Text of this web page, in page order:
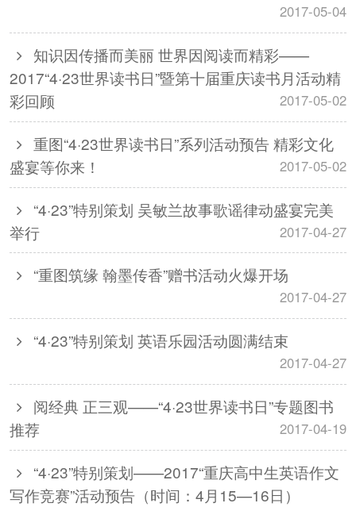
2017-05-04
知识因传播而美丽 世界因阅读而精彩——
2017“4·23世界读书日”暨第十届重庆读书月活动精
彩回顾
2017-05-02
重图“4·23世界读书日”系列活动预告 精彩文化
盛宴等你来！
2017-05-02
“4·23”特别策划 吴敏兰故事歌谣律动盛宴完美
举行
2017-04-27
“重图筑缘 翰墨传香”赠书活动火爆开场
2017-04-27
“4·23”特别策划 英语乐园活动圆满结束
2017-04-27
阅经典 正三观——“4·23世界读书日”专题图书
推荐
2017-04-19
“4·23”特别策划——2017“重庆高中生英语作文
写作竞赛”活动预告（时间：4月15—16日）